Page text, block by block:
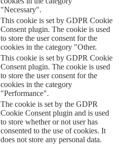
"Necessary".
This cookie is set by GDPR Cookie
Consent plugin. The cookie is used
to store the user consent for the
cookies in the category "Other.
This cookie is set by GDPR Cookie
Consent plugin. The cookie is used
to store the user consent for the
cookies in the category
"Performance".
The cookie is set by the GDPR
Cookie Consent plugin and is used
to store whether or not user has
consented to the use of cookies. It
does not store any personal data.